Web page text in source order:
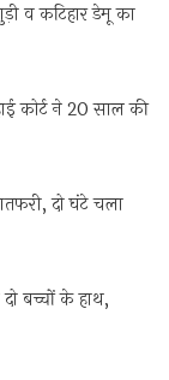
व कटिहार डेमू का
कोर्ट ने 20 साल की
दो घंटे चला
बच्चों के हाथ,